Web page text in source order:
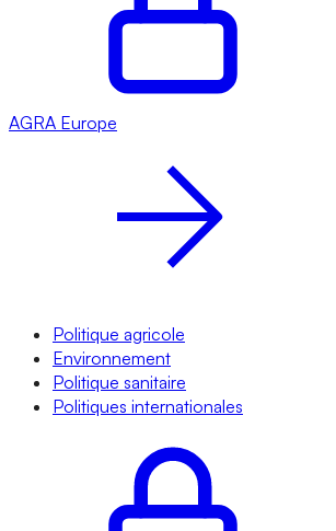
AGRA Europe
Politique agricole
Environnement
Politique sanitaire
Politiques internationales